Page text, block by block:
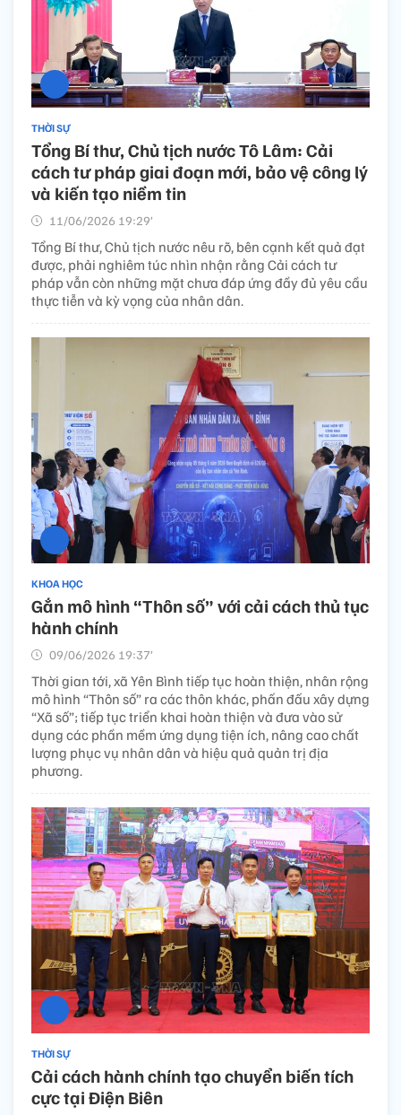
THỜI SỰ
Tổng Bí thư, Chủ tịch nước Tô Lâm: Cải
cách tư pháp giai đoạn mới, bảo vệ công lý
và kiến tạo niềm tin
11/06/2026 19:29’
Tổng Bí thư, Chủ tịch nước nêu rõ, bên cạnh kết quả đạt
được, phải nghiêm túc nhìn nhận rằng Cải cách tư
pháp vẫn còn những mặt chưa đáp ứng đầy đủ yêu cầu
thực tiễn và kỳ vọng của nhân dân.
KHOA HỌC
Gắn mô hình “Thôn số” với cải cách thủ tục
hành chính
09/06/2026 19:37’
Thời gian tới, xã Yên Bình tiếp tục hoàn thiện, nhân rộng
mô hình “Thôn số” ra các thôn khác, phấn đấu xây dựng
“Xã số”; tiếp tục triển khai hoàn thiện và đưa vào sử
dụng các phần mềm ứng dụng tiện ích, nâng cao chất
lượng phục vụ nhân dân và hiệu quả quản trị địa
phương.
THỜI SỰ
Cải cách hành chính tạo chuyển biến tích
cực tại Điện Biên